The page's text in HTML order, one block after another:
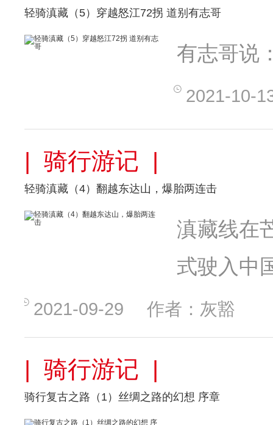
轻骑滇藏（5）穿越怒江72拐 道别有志哥
有志哥说
2021-10-
| 骑行游记 |
轻骑滇藏（4）翻越东达山，爆胎两连击
滇藏线在
式驶入中
2021-09-29 作者：灰豁
| 骑行游记 |
骑行复古之路（1）丝绸之路的幻想 序章